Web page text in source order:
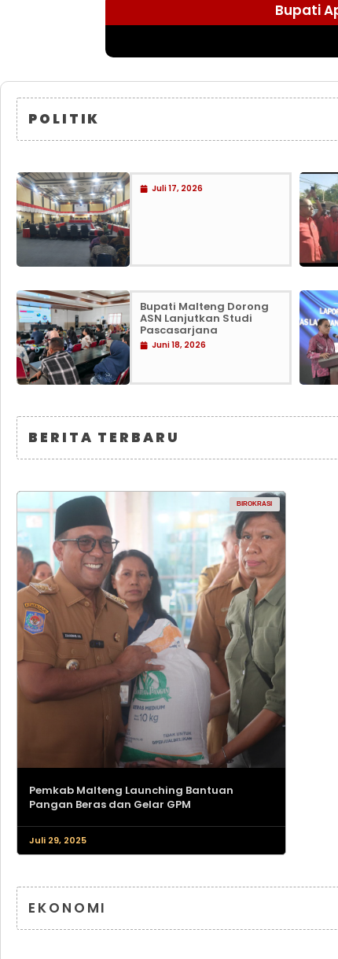
Bupati
POLITIK
Juli 17, 2026
Bupati Malteng Dorong
ASN Lanjutkan Studi
Pascasarjana
Juni 18, 2026
BERITA TERBARU
BIROKRASI
Pemkab Malteng Launching Bantuan
Pangan Beras dan Gelar GPM
Juli 29, 2025
EKONOMI